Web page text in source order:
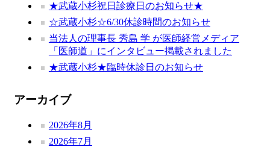
★武蔵小杉祝日診療日のお知らせ★
☆武蔵小杉☆6/30休診時間のお知らせ
当法人の理事長 秀島 学 が医師経営メディア
「医師道」にインタビュー掲載されました
★武蔵小杉★臨時休診日のお知らせ
アーカイブ
2026年8月
2026年7月